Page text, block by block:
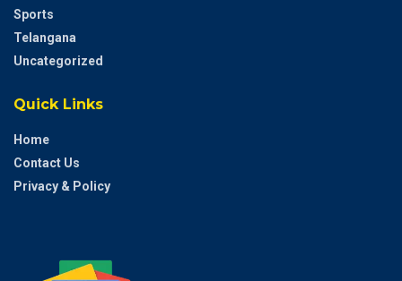
Sports
Telangana
Uncategorized
Quick Links
Home
Contact Us
Privacy & Policy